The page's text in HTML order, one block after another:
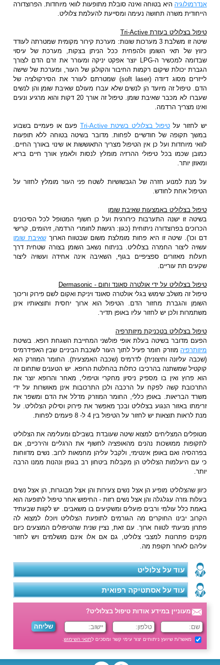
אנדרמולוגיה היא בטוחה ואינה סובלת מתופעות לוואי מיוחדות. הפרוצדורה
הייחודית משרה תחושה נעימה ומסייעת להעלמת צלוליט.
טיפול בצלוליט בעזרת Tri-Active
שיטה זו משלבת 3 מערכות שונות: מערכת קירור מקומית שמטרתה לעודד
כיווץ של תאי השומן ולהפחית ככל הניתן בצקות, מערכת של עיסוי
שבדומה למכשיר ה-LPG יוצר אפקט יניקה ומעורר את זרם הדם לצורך
הגברת יכולת שיקום רקמות החיבור והקולגן של העור, ומערכת של שישה
לייזרים מסוג דיודה (soft laser) שמטרתם לעורר את הסירקולציה של
הדם. טיפול זה מיועד הן לנשים שלא עברו מעולם שאיבת שומן והן לנשים
שעברו לא מכבר שאיבת שומן. טיפול זה אורך 20 דקות והוא מרגיע ונעים
ואינו מצריך הרדמה.
יש לחזור על טיפול בצלוליט בשיטת Tri-Active
פעם או פעמיים בשבוע
במשך תקופה של חודשיים לפחות. מדובר בשיטה בטוחה ללא תופעות
לוואי מיוחדות ועל כן אין הטיפול מצריך התאוששות או שינוי באורך החיים.
כמובן שכמו בכל טיפולי ההרזיה מומלץ לנסות ולאמץ אורך חיים בריא
ומאוזן יותר.
על מנת למנוע חזרה של הגבשושיות לשטח פני העור מומלץ לחזור על
הטיפול אחת לחודש.
טיפול בצלוליט באמצעות שאיבת שומן
בשיטה זו ישנה התערבות כירורגית ועל כן חשוף המטופל לכל הסיכונים
הכרוכים בפרוצדורה ניתוחית (כגון: רגישות לחומרי הרדמה, זיהומים, קרישי
דם וכו'). שיטה זו היא פחות מומלצת משום שבטווח הארוךשאיבת שומן
עשויה ליצור החמרה בצלוליט. בניתוח נשאב השומן בצורה שטחית דרך
תעלות מאזורים ספציפיים בגוף, השאיבה אינה אחידה ועשויה ליצור
שקעים תת עוריים.
טיפול בצלוליט על ידי אולטרה סאונד וחום - Dermasonic
טיפול זה משלב שימוש בגלי אולטרה סאונד ויניקת ואקום לשם פירוק וריכוך
השומן והגברת מחזור הדם. הטיפול הוא ארוך יחסית ותוצאותיו אינן
משתמרות ולכן יש לחזור עליו באופן תדיר.
טיפול בצלוליט בטכניקת מיזותרפיה
הפעם מדובר בשיטה בעלת אופי פולשני המחייבת השגחת רופא. בשיטת
מיזותרפיה מוזרק חומר פעיל לתוך העור לשכבת הביניים שבין האפידרמיס
(שכבה עליונה וחיצונית) לדרמיס (שכבה האמצעית). החומר המוזרק הוא
קוקטיל שמשתנה בהרכיבו כתלות בהחלטת הרופא. יש הטענים שתחום זה
הוא פרוץ ואין בו מספיק ניסיון מחקרי וטיפולי, מאחר והרופא יוצר את
התרכובת קשה לפקח על הרכבה ולכן התרכובות אינן מאושרות על ידי
משרד הבריאות. באופן כללי, החומר המוזרק מדלל את הדם ומשפר את
זרימתו באזור הנגוע בצלוליט ובכך מאפשר את פירוק וסילוק הצלוליט. על
מנת לראות תוצאות יש לחזור על הטיפול בין 4 ל- 8 פעמים לפחות.
מטופלים המצליחים למצוא שיטה שעובדת בשבילם ומעלימה את הצלוליט
לתקופות ממושכות נהנים מהאופציה לחשוף את הרגליים והירכיים, אם
בפרהסיה ואם באופן אינטימי, ולקבל עליהן מחמאות לרוב. נשים מדווחות
כי עם היעלמות הצלוליט הן מקבלות ביטחון רב בגופן ונהנות ממנו הרבה
יותר.
כיוון שהצלוליט מופיע הן אצל נשים צעירות והן אצל מבוגרות, הן אצל נשים
בעלות גזרה עגלגלה והן אצל נשים רזות - החיפוש אחר טיפול לתופעה הוא
באמת כלל עולמי ורבים פועלים ומשקיעים בו משאבים. יש לקוות שבעתיד
הקרוב יבינו החוקרים מה הגורמים לתופעת הצלוליט ויוכלו למצוא לה
פתרון מניעתי לטווח ארוך. עם זאת, נציין שנית שהטיפולים המוצעים כיום
מקנים פתרונות למצבי צלוליט, גם אם אלו אינם מושלמים ויש לחזור
עליהם לאחר תקופת מה.
עוד על צלוליט
עוד על אסתטיקה רפואית
מעוניין במידע אודות טיפול בצלוליט?
מאשר/ת שיועץ ניתוחים יצור עימי קשר ומסכים לתנאי השימוש.